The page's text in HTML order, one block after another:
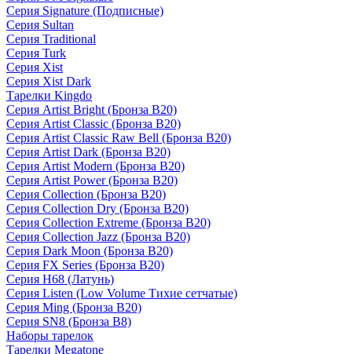
Серия Signature (Подписные)
Серия Sultan
Серия Traditional
Серия Turk
Серия Xist
Серия Xist Dark
Тарелки Kingdo
Серия Artist Bright (Бронза B20)
Серия Artist Classic (Бронза B20)
Серия Artist Classic Raw Bell (Бронза B20)
Серия Artist Dark (Бронза B20)
Серия Artist Modern (Бронза B20)
Серия Artist Power (Бронза B20)
Серия Collection (Бронза B20)
Серия Collection Dry (Бронза B20)
Серия Collection Extreme (Бронза B20)
Серия Collection Jazz (Бронза B20)
Серия Dark Moon (Бронза B20)
Серия FX Series (Бронза B20)
Серия H68 (Латунь)
Серия Listen (Low Volume Тихие сетчатые)
Серия Ming (Бронза B20)
Серия SN8 (Бронза B8)
Наборы тарелок
Тарелки Megatone